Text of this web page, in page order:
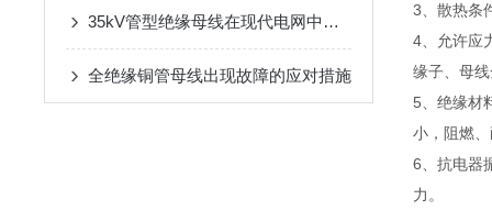
35kV管型绝缘母线在现代电网中扮演着至关重要的角色
全绝缘铜管母线出现故障的应对措施
3、散热条
4、允许应
缘子、母
5、绝缘材
小，阻燃
6、抗电器
力。